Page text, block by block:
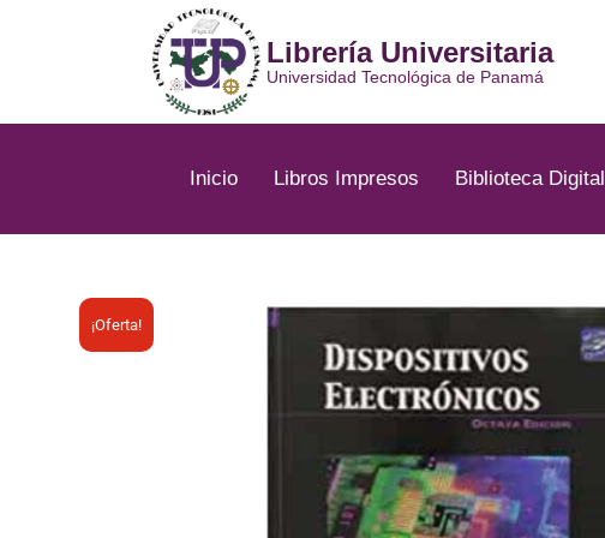
Librería Universitaria
Universidad Tecnológica de Panamá
Inicio Libros Impresos Biblioteca Digital
¡Oferta!